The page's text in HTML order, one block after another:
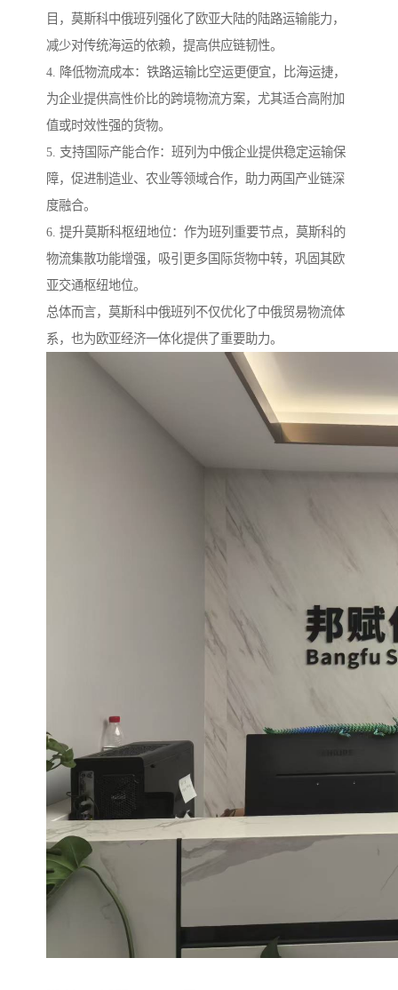
目，莫斯科中俄班列强化了欧亚大陆的陆路运输能力，
减少对传统海运的依赖，提高供应链韧性。
4. 降低物流成本：铁路运输比空运更便宜，比海运捷，
为企业提供高性价比的跨境物流方案，尤其适合高附加
值或时效性强的货物。
5. 支持国际产能合作：班列为中俄企业提供稳定运输保
障，促进制造业、农业等领域合作，助力两国产业链深
度融合。
6. 提升莫斯科枢纽地位：作为班列重要节点，莫斯科的
物流集散功能增强，吸引更多国际货物中转，巩固其欧
亚交通枢纽地位。
总体而言，莫斯科中俄班列不仅优化了中俄贸易物流体
系，也为欧亚经济一体化提供了重要助力。